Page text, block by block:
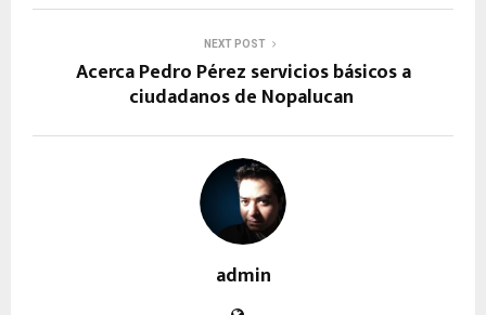
NEXT POST
Acerca Pedro Pérez servicios básicos a
ciudadanos de Nopalucan
admin